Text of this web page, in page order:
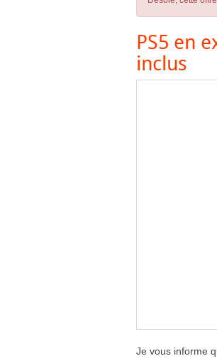
PS5 en
inclus
Je vous informe